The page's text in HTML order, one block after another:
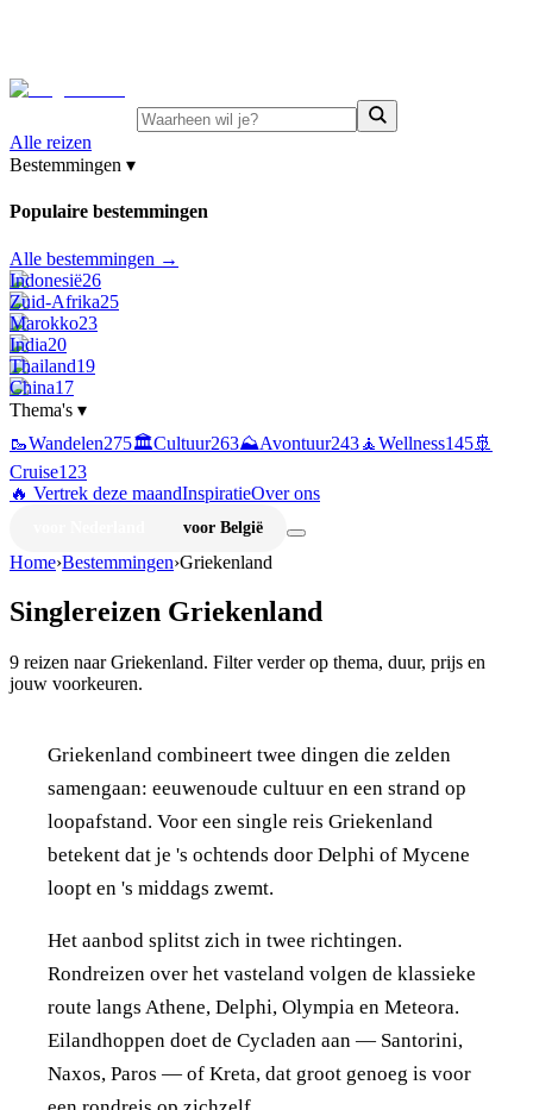
Alle reizen
Bestemmingen ▾
Populaire bestemmingen
Alle bestemmingen →
Indonesië26
Zuid-Afrika25
Marokko23
India20
Thailand19
China17
Thema's ▾
🥾Wandelen275🏛️Cultuur263⛰️Avontuur243🧘Wellness145🚢
Cruise123
🔥 Vertrek deze maandInspiratieOver ons
voor België
Home›Bestemmingen›Griekenland
Singlereizen Griekenland
9 reizen naarGriekenland. Filter verder op thema, duur, prijs en
jouw voorkeuren.
Griekenland combineert twee dingen die zelden
samengaan: eeuwenoude cultuur en een strand op
loopafstand. Voor een single reis Griekenland
betekent dat je 's ochtends door Delphi of Mycene
loopt en 's middags zwemt.
Het aanbod splitst zich in twee richtingen.
Rondreizen over het vasteland volgen de klassieke
route langs Athene, Delphi, Olympia en Meteora.
Eilandhoppen doet de Cycladen aan — Santorini,
Naxos, Paros — of Kreta, dat groot genoeg is voor